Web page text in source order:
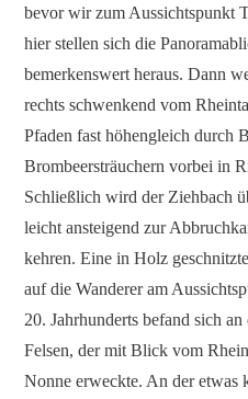
bevor wir zum Aussichtspunkt
hier stellen sich die
bemerkenswert heraus. Dann
rechts schwenkend vom
Pfaden fast höhengleich durch
Brombeersträuchern vorbei in
Schließlich wird der Ziehbach
leicht ansteigend zur
kehren. Eine in Holz
auf die Wanderer am
20. Jahrhunderts befand sich
Felsen, der mit Blick vom
Nonne erweckte. An der